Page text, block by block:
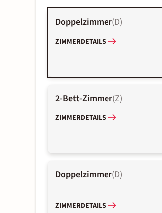
Doppelzimmer(D)
ZIMMERDETAILS
2-Bett-Zimmer(Z)
ZIMMERDETAILS
Doppelzimmer(D)
ZIMMERDETAILS